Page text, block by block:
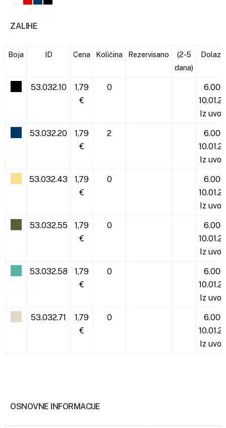
ZALIHE
Boja ID Cena Količina Rezervisano
(2-5
dana)
53.032.10
1,79
€
0
6.000
Iz
53.032.20
1,79
€
2
6.000
Iz
53.032.43
1,79
€
0
6.000
Iz
53.032.55
1,79
€
0
6.000
Iz
53.032.58
1,79
€
0
6.000
Iz
53.032.71
1,79
€
0
6.000
Iz
OSNOVNE INFORMACIJE